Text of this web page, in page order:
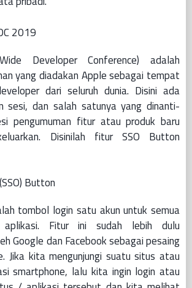
2019
Developer Conference) adalah
yang diadakan Apple sebagai tempat
dari seluruh dunia. Disini ada
sesi, dan salah satunya yang dinanti-
pengumuman fitur atau produk baru
Disinilah fitur SSO Button
Button
tombol login satu akun untuk semua
Fitur ini sudah lebih dulu
Google dan Facebook sebagai pesaing
Jika kita mengunjungi suatu situs atau
smartphone, lalu kita ingin login atau